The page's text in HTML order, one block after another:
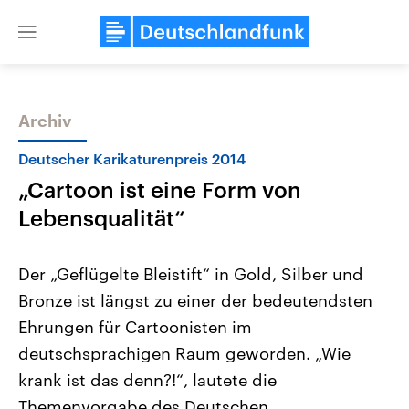
Close
Themen
Landtagswahl Sachsen-Anhalt
2026
Alle Informationen
Sachsen-Anhalt wählt am 6.
September 2026 einen neuen
Landtag. Seit 2021 wird das
Bundesland von einer Koalition aus
Aktuelle Beiträge,
Hintergründe
Wirtschaftlich und
gehören die Vereinigten
den mächtigsten Ländern
mit großem Einfluss auf
Archiv
Deutscher Karikaturenpreis 2014
„Cartoon ist eine Form von
Lebensqualität“
Der „Geflügelte Bleistift“ in Gold, Silber und
Bronze ist längst zu einer der bedeutendsten
Ehrungen für Cartoonisten im
deutschsprachigen Raum geworden. „Wie
krank ist das denn?!“, lautete die